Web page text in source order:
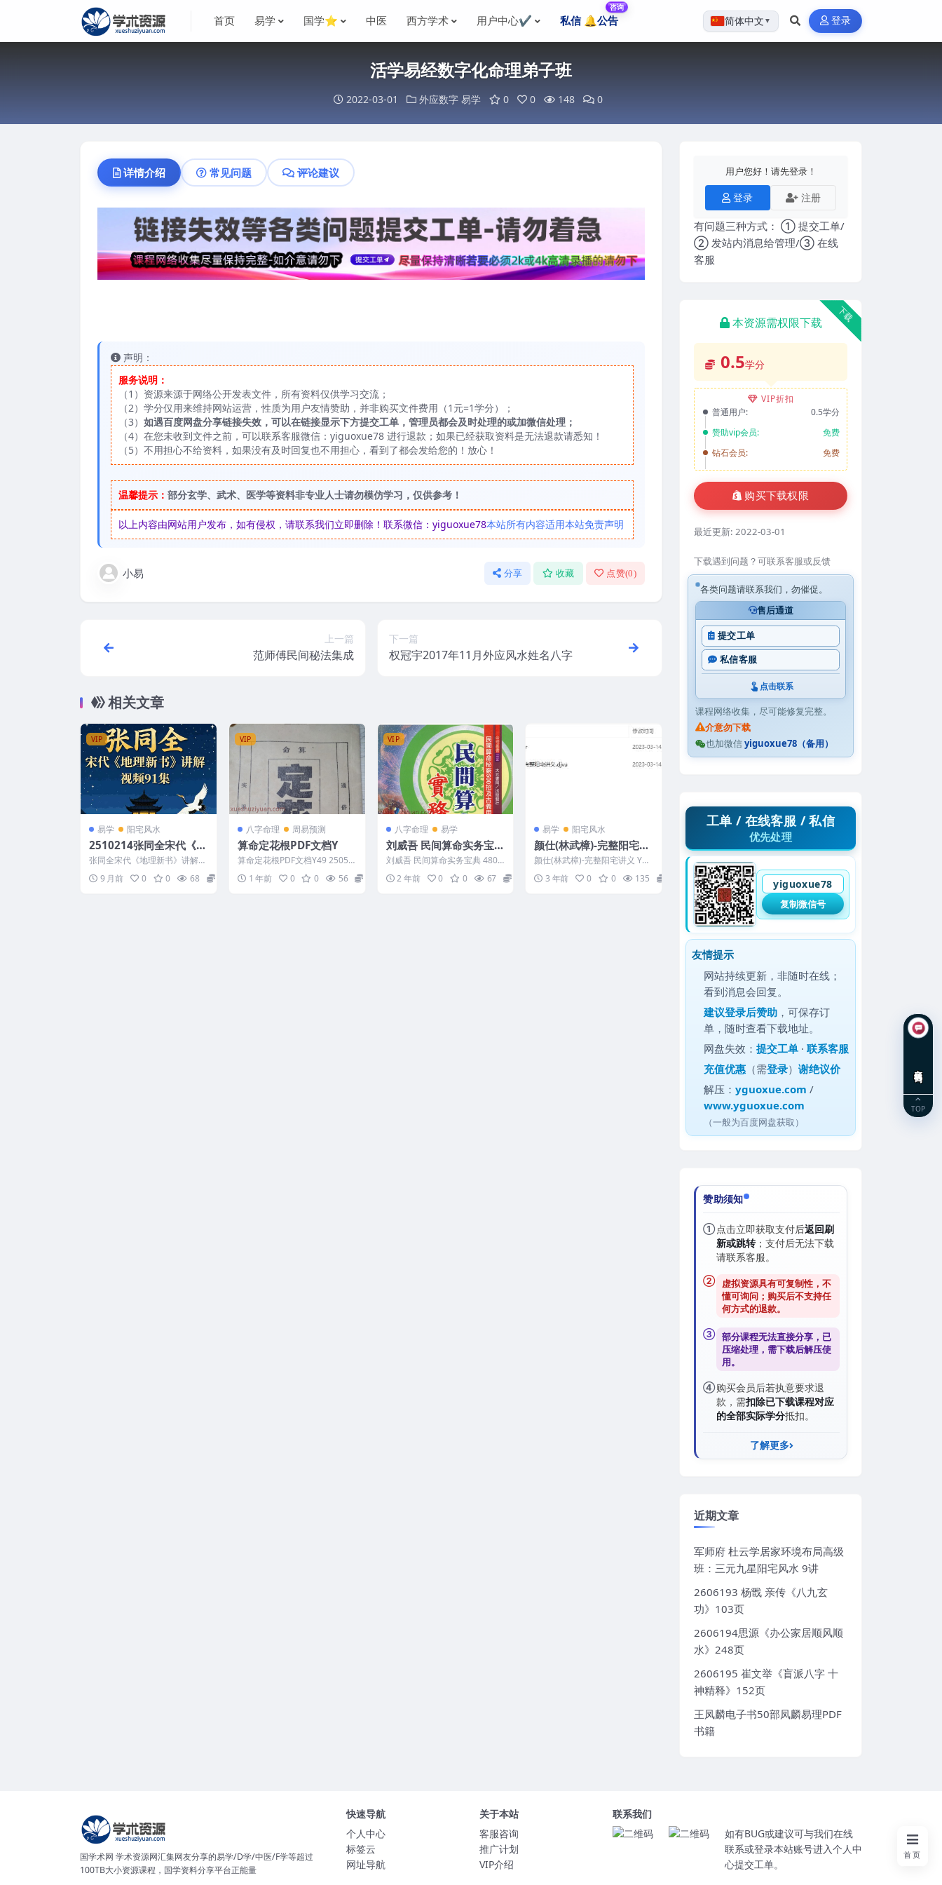
首页 易学 国学⭐ 中医 西方学术 用户中心✔️ 私信 🔔公告
咨询
简体中文 ▼ 登录
活学易经数字化命理弟子班
2022-03-01 外应数字 易学 0 0 148 0
详情介绍 常见问题 评论建议
声明：
服务说明：
（1）资源来源于网络公开发表文件，所有资料仅供学习交流；
（2）学分仅用来维持网站运营，性质为用户友情赞助，并非购买文件费用（1元=1学分）；
（3） 如遇百度网盘分享链接失效，可以在链接显示下方提交工单，管理员都会及时处理的或加微信处理；
（4）在您未收到文件之前，可以联系客服微信：yiguoxue78 进行退款；如果已经获取资料是无法退款请悉知！
（5）不用担心不给资料，如果没有及时回复也不用担心，看到了都会发给您的！放心！
温馨提示： 部分玄学、武术、医学等资料非专业人士请勿模仿学习，仅供参考！
以上内容由网站用户发布，如有侵权，请联系我们立即删除！联系微信：yiguoxue78本站所有内容适用本站免责声明
小易 分享 收藏 点赞(0)
上一篇
范师傅民间秘法集成
下一篇
权冠宇2017年11月外应风水姓名八字
相关文章
VIP
易学 阳宅风水
2510214张同全宋代《地
理新书》讲解视频91集Y
张同全宋代《地理新书》讲解视
频91集Y 2510214 Zhang Tong
qu...9 月前 0 0 68
VIP
八字命理 周易预测
算命定花根PDF文档Y
算命定花根PDF文档Y49 25051
1 年前 0 0 56
VIP
八字命理 易学
刘威吾 民间算命实务宝典
480P.pdf
刘威吾 民间算命实务宝典 480P.
2 年前 0 0 67
易学 阳宅风水
颜仕(林武樟)-完整阳宅讲
义免费获取
颜仕(林武樟)-完整阳宅讲义 Y23
3 年前 0 0 135
用户您好！请先登录！
登录 注册
有问题三种方式： ① 提交工单/
② 发站内消息给管理/③ 在线
客服
下载
本资源需权限下载
0.5学分
VIP折扣
普通用户:
0.5学分
赞助vip会员:
免费
钻石会员:
免费
购买下载权限
最近更新: 2022-03-01
下载遇到问题？可联系客服或反馈
各类问题请联系我们，勿催促。
售后通道
提交工单
私信客服
点击联系
课程网络收集，尽可能修复完整。
介意勿下载
也加微信yiguoxue78（备用）
工单 / 在线客服 / 私信
优先处理
yiguoxue78
复制微信号
友情提示
网站持续更新，非随时在线；
看到消息会回复。
建议登录后赞助 ，可保存订
单，随时查看下载地址。
网盘失效：提交工单 ·联系客服
充值优惠 （需登录）谢绝议价
解压：yguoxue.com /
www.yguoxue.com
（一般为百度网盘获取）
赞助须知
①点击立即获取支付后返回刷
新或跳转；支付后无法下载
请联系客服。
②
虚拟资源具有可复制性，不
懂可询问；购买后不支持任
何方式的退款。
③ 部分课程无法直接分享，已
压缩处理，需下载后解压使
用。
④购买会员后若执意要求退
款，需扣除已下载课程对应
的全部实际学分抵扣。
了解更多
近期文章
军师府 杜云学居家环境布局高级
班：三元九星阳宅风水 9讲
2606193 杨戬 亲传《八九玄
功》103页
2606194思源《办公家居顺风顺
水》248页
2606195 崔文举《盲派八字 十
神精释》152页
王凤麟电子书50部凤麟易理PDF
书籍
国学术网 学术资源网汇集网友分享的易学/D学/中医/F学等超过
100TB大小资源课程，国学资料分享平台正能量
快速导航
个人中心
标签云
网址导航
关于本站
客服咨询
推广计划
VIP介绍
联系我们
如有BUG或建议可与我们在线
联系或登录本站账号进入个人中
心提交工单。
首页
TOP